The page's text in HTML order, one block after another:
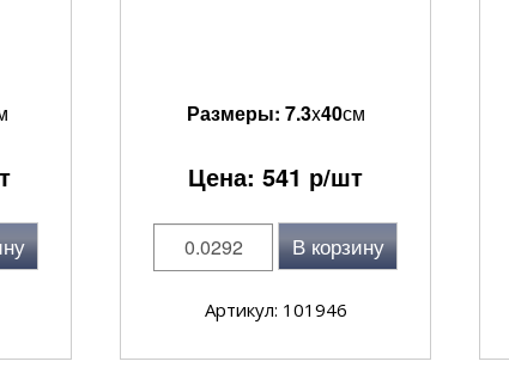
Размеры: 7.3x40см
Цена: 541 р/шт
В корзину
Артикул: 101946